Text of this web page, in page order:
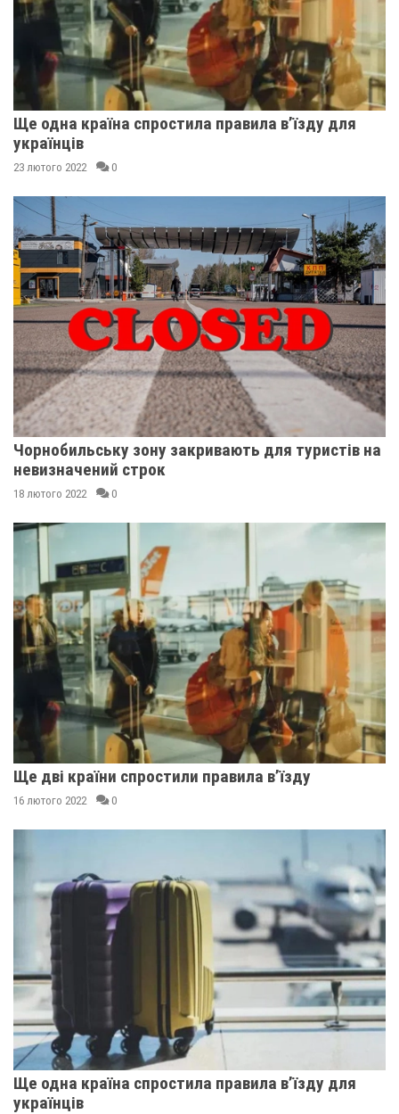
Ще одна країна спростила правила в’їзду для
українців
23 лютого 2022 0
Чорнобильську зону закривають для туристів на
невизначений строк
18 лютого 2022 0
Ще дві країни спростили правила в’їзду
16 лютого 2022 0
Ще одна країна спростила правила в’їзду для
українців